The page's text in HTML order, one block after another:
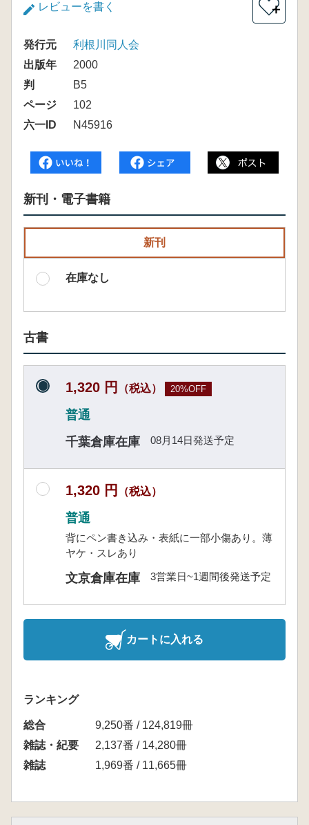
レビューを書く ＋
発行元
利根川同人会
出版年
2000
判
B5
ページ
102
六一ID
N45916
新刊・電子書籍
新刊
在庫なし
古書
1,320 円 （税込） 20%OFF
普通
千葉倉庫在庫
08月14日発送予定
1,320 円 （税込）
普通
背にペン書き込み・表紙に一部小傷あり。薄
ヤケ・スレあり
文京倉庫在庫 3営業日~1週間後発送予定
カートに入れる
ランキング
総合
9,250番 / 124,819冊
雑誌・紀要
2,137番 / 14,280冊
雑誌
1,969番 / 11,665冊